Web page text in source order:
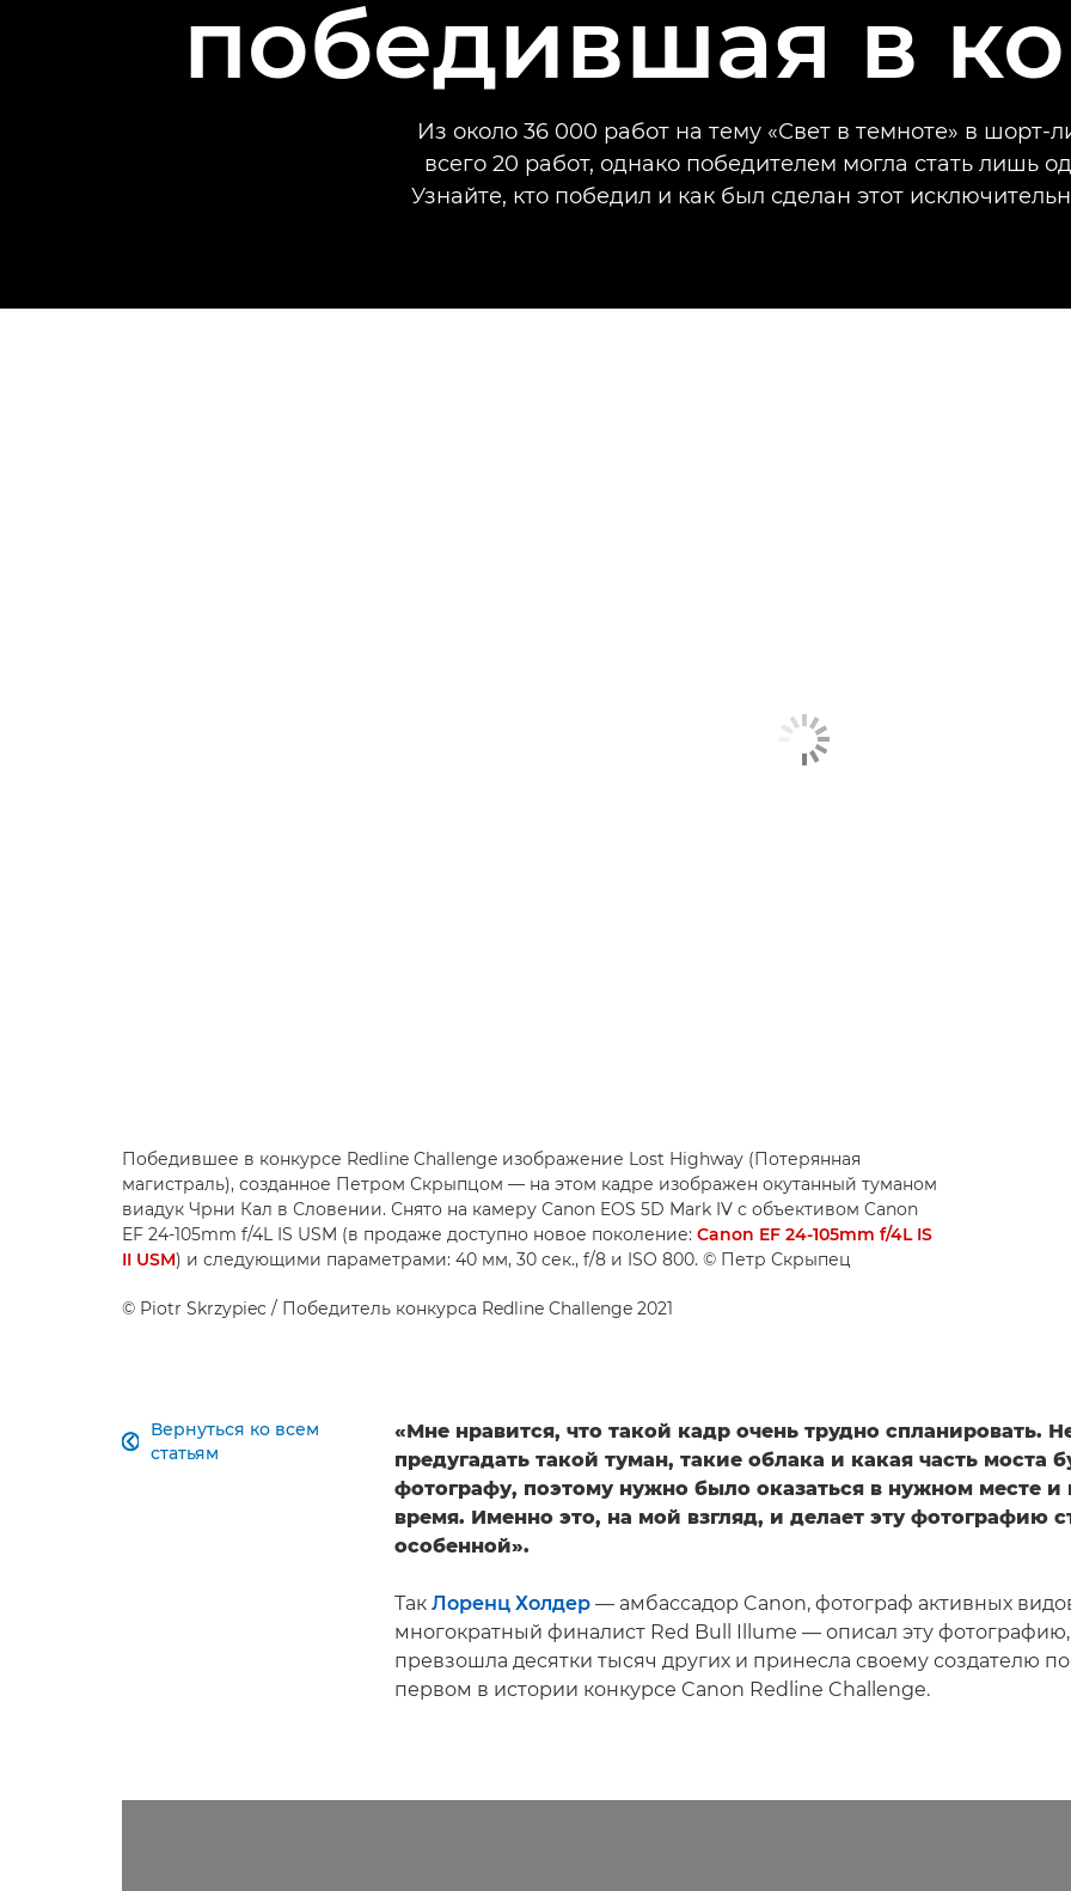
победившая в
Из около 36 000 работ на тему «Свет в темноте» в шорт-
всего 20 работ, однако победителем могла стать лишь
Узнайте, кто победил и как был сделан этот
Победившее в конкурсе Redline Challenge изображение Lost Highway (Потерянная
магистраль), созданное Петром Скрыпцом — на этом кадре изображен окутанный туманом
виадук Чрни Кал в Словении. Снято на камеру Canon EOS 5D Mark IV с объективом Canon
EF 24-105mm f/4L IS USM (в продаже доступно новое поколение: Canon EF 24-105mm f/4L IS
II USM) и следующими параметрами: 40 мм, 30 сек., f/8 и ISO 800. © Петр Скрыпец
© Piotr Skrzypiec / Победитель конкурса Redline Challenge 2021
Вернуться ко всем
статьям

«Мне нравится, что такой кадр очень трудно спланировать.
предугадать такой туман, такие облака и какая часть моста
фотографу, поэтому нужно было оказаться в нужном месте и
время. Именно это, на мой взгляд, и делает эту фотографию
особенной».
Так Лоренц Холдер — амбассадор Canon, фотограф активных
многократный финалист Red Bull Illume — описал эту фотографию,
превзошла десятки тысяч других и принесла своему создателю
первом в истории конкурсе Canon Redline Challenge.